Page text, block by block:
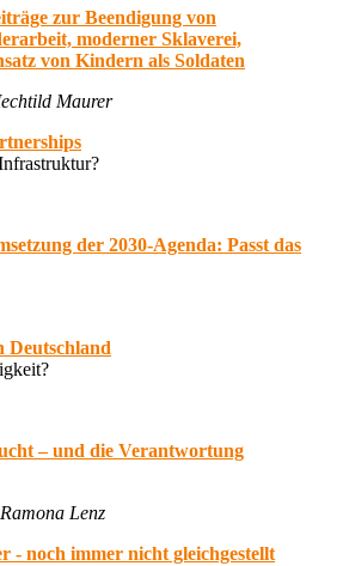
zur Beendigung von
moderner Sklaverei,
von Kindern als Soldaten
Maurer
der 2030-Agenda: Passt das
Deutschland
– und die Verantwortung
Lenz
- noch immer nicht gleichgestellt